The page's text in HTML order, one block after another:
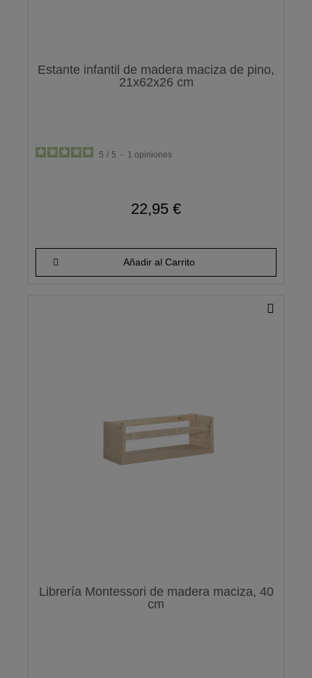
Estante infantil de madera maciza de pino,
21x62x26 cm
5 / 5 - 1 opiniones
22,95 €
Añadir al Carrito
Librería Montessori de madera maciza, 40
cm